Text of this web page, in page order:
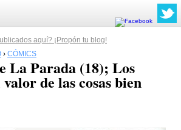
aquí? ¡Propón tu blog!
› CÓMICS
La Parada (18); Los
de las cosas bien